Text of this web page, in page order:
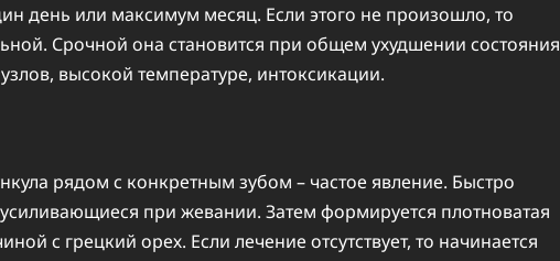
день или максимум месяц. Если этого не произошло, то
Срочной она становится при общем ухудшении состояния
высокой температуре, интоксикации.
рядом с конкретным зубом – частое явление. Быстро
при жевании. Затем формируется плотноватая
с грецкий орех. Если лечение отсутствует, то начинается